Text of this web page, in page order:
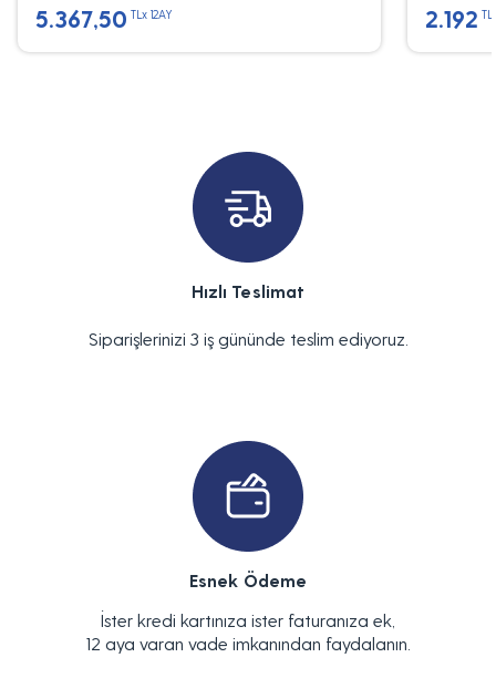
5.367,50 TLx 12AY 2.192
Hızlı Teslimat
Siparişlerinizi 3 iş gününde teslim ediyoruz.
Esnek Ödeme
İster kredi kartınıza ister faturanıza ek,
12 aya varan vade imkanından faydalanın.